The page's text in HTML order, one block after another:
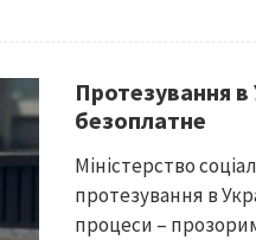
Протезування
безоплатне
Міністерство
протезування в
процеси –